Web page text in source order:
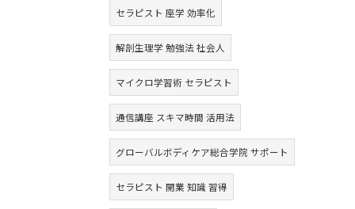
セラピスト 座学 効率化
解剖生理学 勉強法 社会人
マイクロ学習術 セラピスト
通信講座 スキマ時間 活用法
グローバルボディケア総合学院 サポート
セラピスト 開業 知識 習得